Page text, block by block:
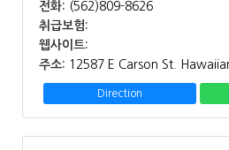
전화: (562)809-8626
취급보험:
웹사이트:
주소: 12587 E Carson St.
Direction